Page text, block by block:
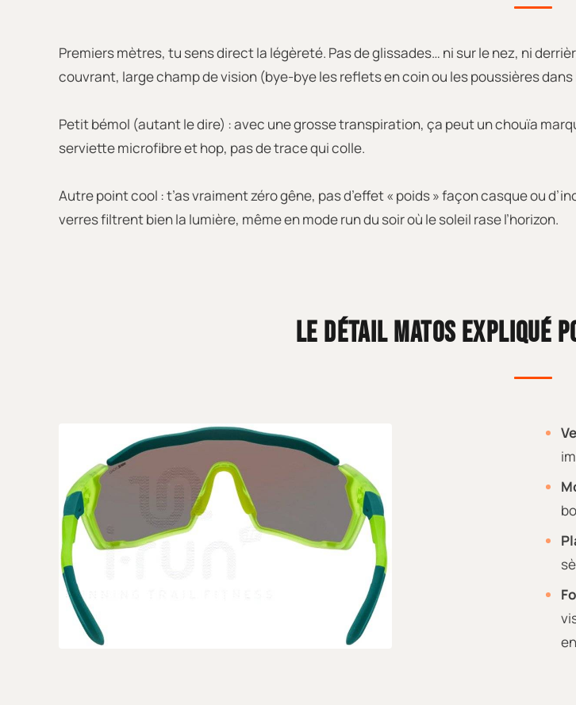
Premiers mètres, tu sens direct la légèreté. Pas de glissades… ni sur le nez, ni
couvrant, large champ de vision (bye-bye les reflets en coin ou les poussières
Petit bémol (autant le dire) : avec une grosse transpiration, ça peut un chouïa
serviette microfibre et hop, pas de trace qui colle.
Autre point cool : t’as vraiment zéro gêne, pas d’effet « poids » façon casque ou
verres filtrent bien la lumière, même en mode run du soir où le soleil rase l’horizon.
LE DÉTAIL MATOS EXPLIQUÉ